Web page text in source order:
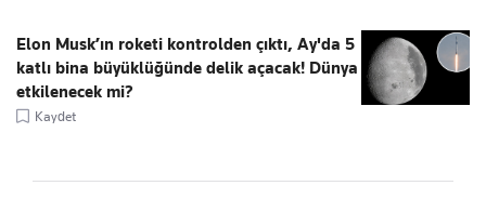
Elon Musk’ın roketi kontrolden çıktı, Ay'da 5
katlı bina büyüklüğünde delik açacak! Dünya
etkilenecek mi?
Kaydet